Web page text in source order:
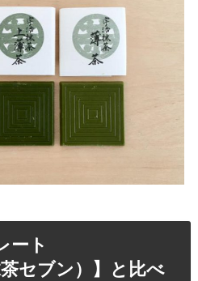
ート
茶セブン）】と比べ